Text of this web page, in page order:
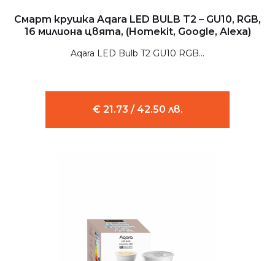
Смарт крушка Aqara LED BULB T2 – GU10, RGB,
16 милиона цвята, (Homekit, Google, Alexa)
Aqara LED Bulb T2 GU10 RGB...
€ 21.73 / 42.50 лв.